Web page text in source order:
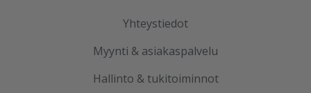
Yhteystiedot
Myynti & asiakaspalvelu
Hallinto & tukitoiminnot